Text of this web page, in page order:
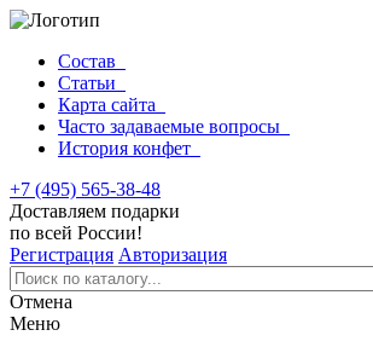
Состав
Статьи
Карта сайта
Часто задаваемые вопросы
История конфет
+7 (495) 565-38-48
Доставляем подарки
по всей России!
Регистрация Авторизация
Отмена
Меню